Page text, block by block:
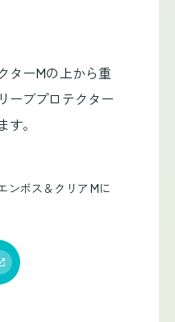
ターMの上から重
ーブプロテクター
。
ンボス＆クリア Mに